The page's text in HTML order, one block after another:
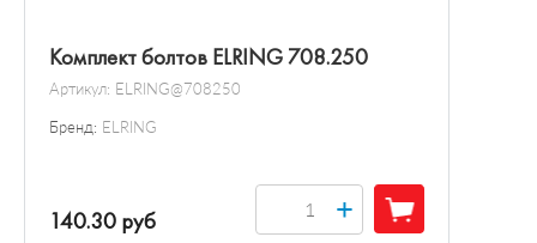
Комплект болтов ELRING 708.250
Артикул: ELRING@708250
Бренд: ELRING
140.30 руб +